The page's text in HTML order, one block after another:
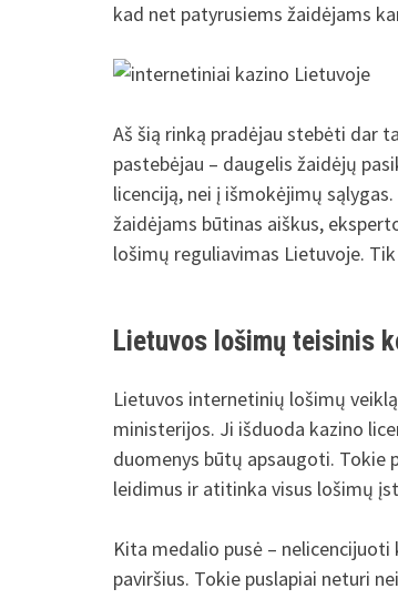
kad net patyrusiems žaidėjams
Aš šią rinką pradėjau stebėti dar
pastebėjau – daugelis žaidėjų
licenciją, nei į išmokėjimų
žaidėjams būtinas aiškus,
lošimų reguliavimas Lietuvoje.
Lietuvos lošimų teisinis
Lietuvos internetinių lošimų
ministerijos. Ji išduoda kazino
duomenys būtų apsaugoti. Tokie
leidimus ir atitinka visus lošimų
Kita medalio pusė –
paviršius. Tokie puslapiai neturi